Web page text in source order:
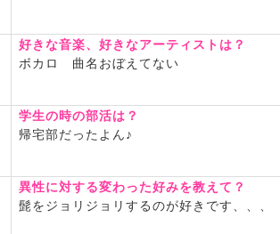
好きな音楽、好きなアーティストは？
ボカロ 曲名おぼえてない
学生の時の部活は？
帰宅部だったよん♪
異性に対する変わった好みを教えて？
髭をジョリジョリするのが好きです、、、